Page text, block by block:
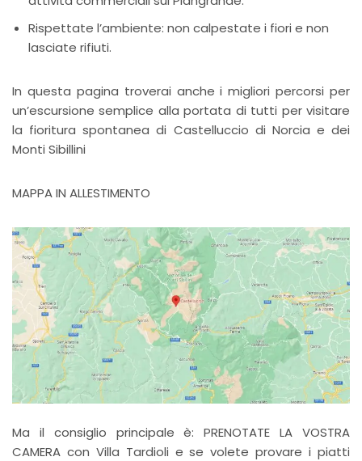
Rispettate l’ambiente: non calpestate i fiori e non
lasciate rifiuti.
In questa pagina troverai anche i migliori percorsi per
un’escursione semplice alla portata di tutti per visitare
la fioritura spontanea di Castelluccio di Norcia e dei
Monti Sibillini
MAPPA IN ALLESTIMENTO
Ma il consiglio principale è: PRENOTATE LA VOSTRA
CAMERA con Villa Tardioli e se volete provare i piatti